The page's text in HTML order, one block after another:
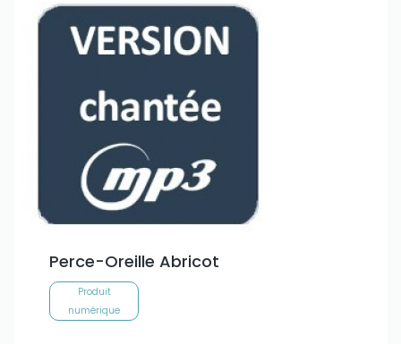
Perce-Oreille Abricot
Produit
numérique